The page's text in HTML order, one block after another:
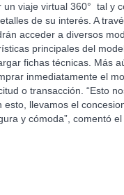
viaje virtual 360° tal y
de su interés. A
acceder a diversos
principales del
fichas técnicas. Más
inmediatamente el
o transacción. “Esto
llevamos el
y cómoda”, comentó el